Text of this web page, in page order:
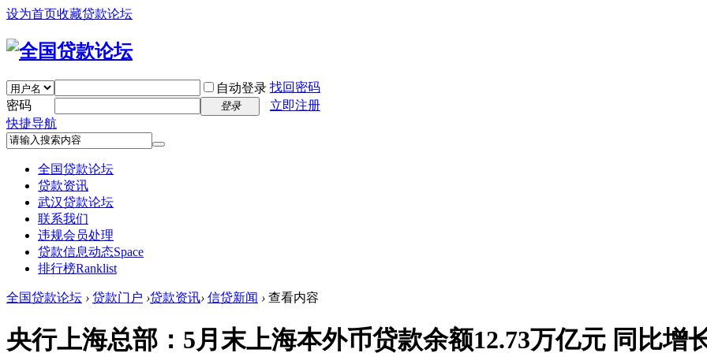
设为首页收藏贷款论坛
自动登录 找回密码
密码
登录
立即注册
快捷导航
全国贷款论坛
贷款资讯
武汉贷款论坛
联系我们
违规会员处理
贷款信息动态Space
排行榜Ranklist
全国贷款论坛 › 贷款门户 ›贷款资讯› 信贷新闻 › 查看内容
央行上海总部：5月末上海本外币贷款余额12.73万亿元 同比增